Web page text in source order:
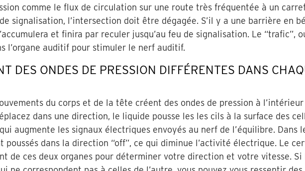
comme le flux de circulation sur une route très fréquentée à un
signalisation, l’intersection doit être dégagée. S’il y a une barrière en
et finira par reculer jusqu’au feu de signalisation. Le “trafic”,
l’organe auditif pour stimuler le nerf auditif.
DES ONDES DE PRESSION DIFFÉRENTES DANS
du corps et de la tête créent des ondes de pression à
dans une direction, le liquide pousse les les cils à la surface des
augmente les signaux électriques envoyés au nerf de l’équilibre. Dans
poussés dans la direction “off”, ce qui diminue l’activité électrique. Le
de ces deux organes pour déterminer votre direction et votre vitesse. Si